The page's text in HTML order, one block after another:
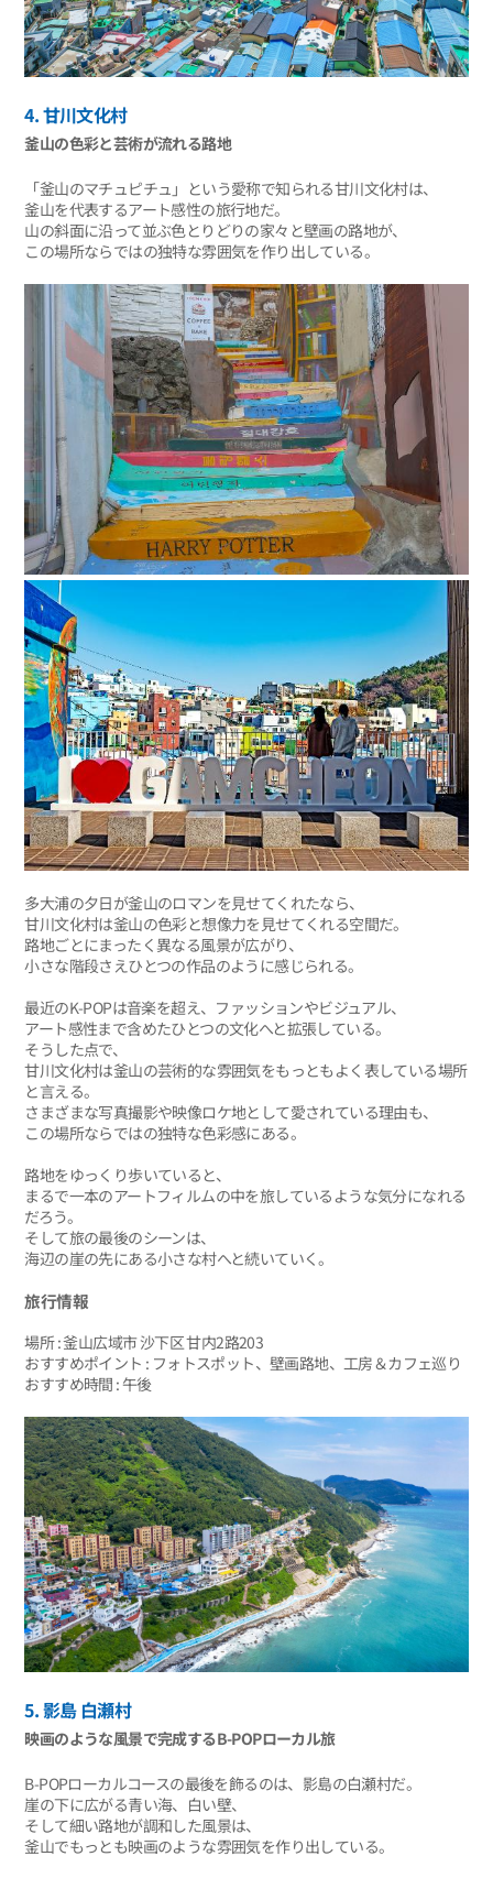
4. 甘川文化村
釜山の色彩と芸術が流れる路地
「釜山のマチュピチュ」という愛称で知られる甘川文化村は、
釜山を代表するアート感性の旅行地だ。
山の斜面に沿って並ぶ色とりどりの家々と壁画の路地が、
この場所ならではの独特な雰囲気を作り出している。
多大浦の夕日が釜山のロマンを見せてくれたなら、
甘川文化村は釜山の色彩と想像力を見せてくれる空間だ。
路地ごとにまったく異なる風景が広がり、
小さな階段さえひとつの作品のように感じられる。
最近のK-POPは音楽を超え、ファッションやビジュアル、
アート感性まで含めたひとつの文化へと拡張している。
そうした点で、
甘川文化村は釜山の芸術的な雰囲気をもっともよく表している場所
と言える。
さまざまな写真撮影や映像ロケ地として愛されている理由も、
この場所ならではの独特な色彩感にある。
路地をゆっくり歩いていると、
まるで一本のアートフィルムの中を旅しているような気分になれる
だろう。
そして旅の最後のシーンは、
海辺の崖の先にある小さな村へと続いていく。
旅行情報
場所 : 釜山広域市 沙下区 甘内2路203
おすすめポイント : フォトスポット、壁画路地、工房＆カフェ巡り
おすすめ時間 : 午後
5. 影島 白瀬村
映画のような風景で完成するB-POPローカル旅
B-POPローカルコースの最後を飾るのは、影島の白瀬村だ。
崖の下に広がる青い海、白い壁、
そして細い路地が調和した風景は、
釜山でもっとも映画のような雰囲気を作り出している。